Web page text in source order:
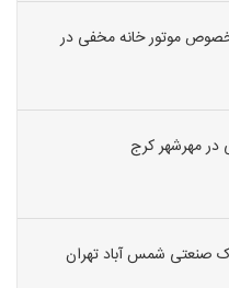
موتور خانه مخفی در
در مهرشهر کرج
صنعتی شمس آباد تهران